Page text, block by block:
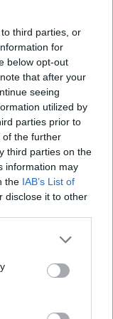
third parties, or
for
below opt-out
that after your
seeing
utilized by
parties prior to
of the further
third parties on the
information may
the IAB’s List of
disclose it to other
la linea editoriale
preventivo. I commenti
in automatico dal